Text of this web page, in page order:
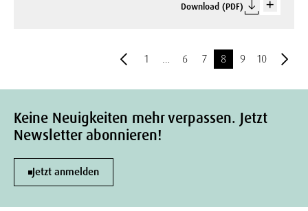
Download (PDF)
1 … 6 7 8 9 10
Keine Neuigkeiten mehr verpassen. Jetzt
Newsletter abonnieren!
Jetzt anmelden